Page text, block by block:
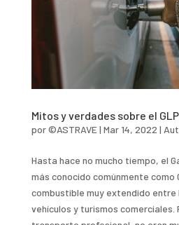
Mitos y verdades sobre el GLP
por©ASTRAVE| Mar 14, 2022 |
Hasta hace no mucho tiempo, el
más conocido comúnmente como
combustible muy extendido entre
vehículos y turismos comerciales.